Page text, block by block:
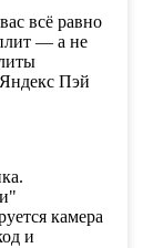
всё равно
— а не
Пэй
камера
и